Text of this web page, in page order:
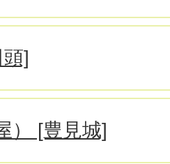
]
） [豊見城]